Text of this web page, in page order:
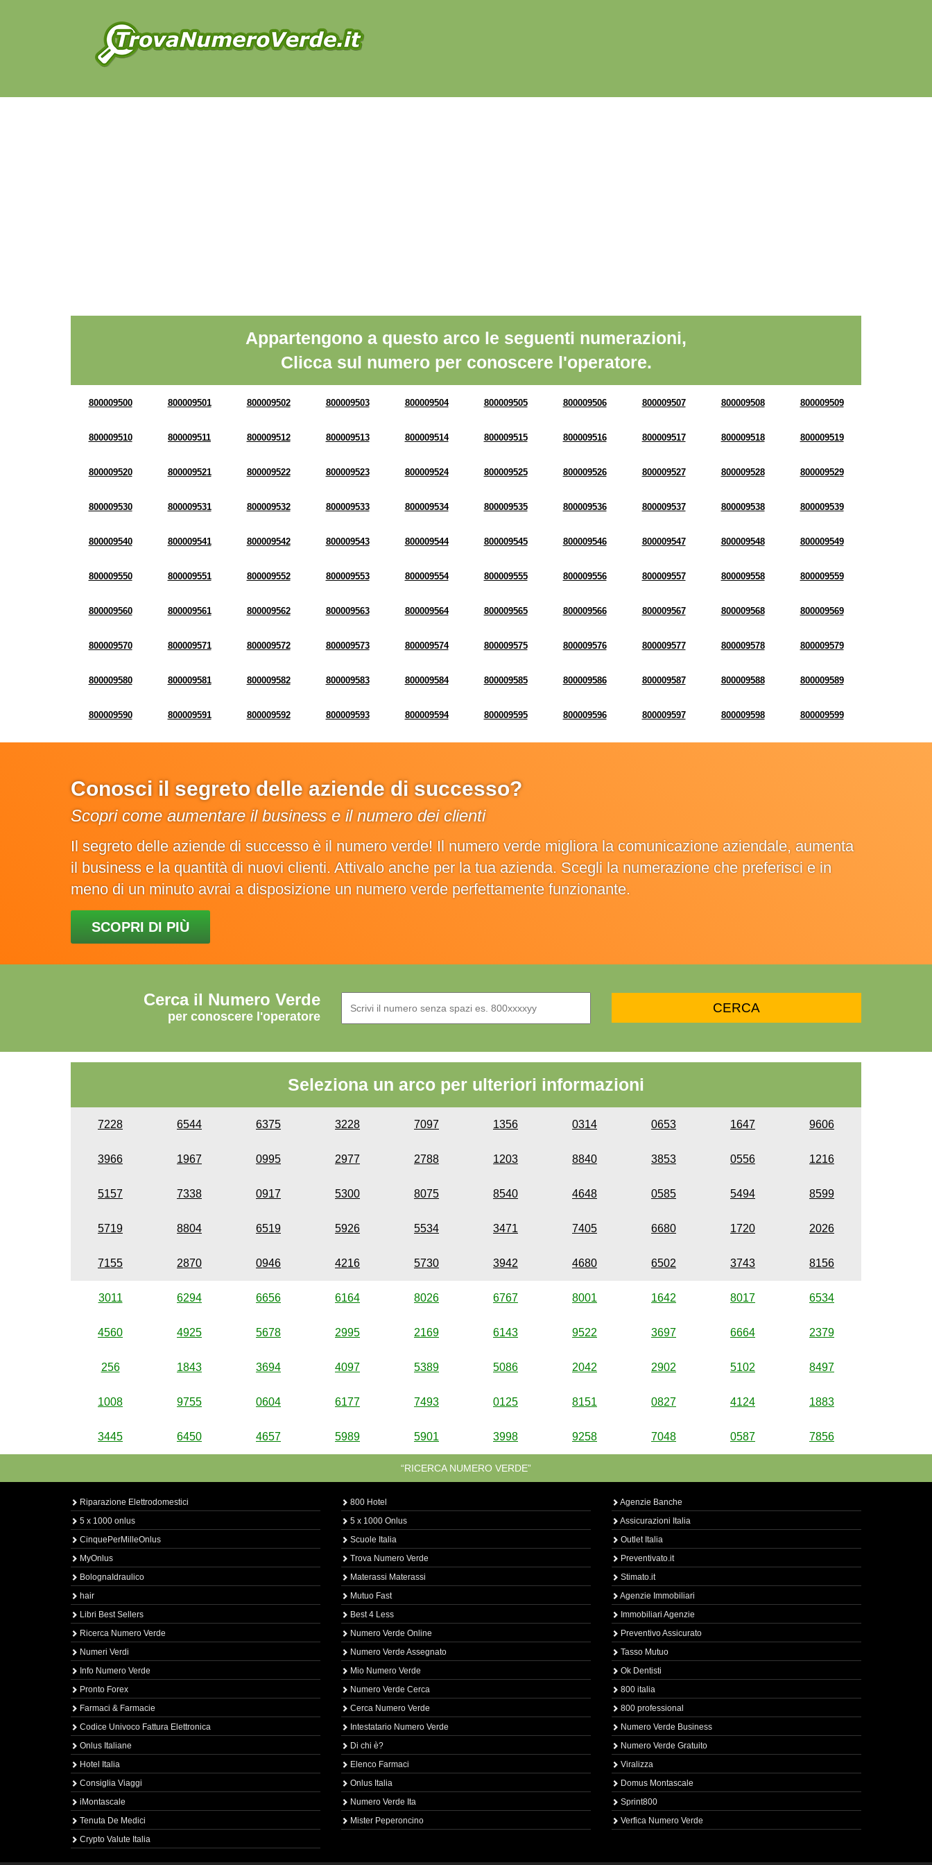
Appartengono a questo arco le seguenti numerazioni,
Clicca sul numero per conoscere l'operatore.
800009500 800009501 800009502 800009503 800009504 800009505 800009506 800009507 800009508 800009509
800009510 800009511 800009512 800009513 800009514 800009515 800009516 800009517 800009518 800009519
800009520 800009521 800009522 800009523 800009524 800009525 800009526 800009527 800009528 800009529
800009530 800009531 800009532 800009533 800009534 800009535 800009536 800009537 800009538 800009539
800009540 800009541 800009542 800009543 800009544 800009545 800009546 800009547 800009548 800009549
800009550 800009551 800009552 800009553 800009554 800009555 800009556 800009557 800009558 800009559
800009560 800009561 800009562 800009563 800009564 800009565 800009566 800009567 800009568 800009569
800009570 800009571 800009572 800009573 800009574 800009575 800009576 800009577 800009578 800009579
800009580 800009581 800009582 800009583 800009584 800009585 800009586 800009587 800009588 800009589
800009590 800009591 800009592 800009593 800009594 800009595 800009596 800009597 800009598 800009599
Conosci il segreto delle aziende di successo?
Scopri come aumentare il business e il numero dei clienti
Il segreto delle aziende di successo è il numero verde! Il numero verde migliora la comunicazione aziendale, aumenta
il business e la quantità di nuovi clienti. Attivalo anche per la tua azienda. Scegli la numerazione che preferisci e in
meno di un minuto avrai a disposizione un numero verde perfettamente funzionante.
SCOPRI DI PIÙ
Cerca il Numero Verde
per conoscere l'operatore
Seleziona un arco per ulteriori informazioni
7228 6544 6375 3228 7097 1356 0314 0653 1647 9606
3966 1967 0995 2977 2788 1203 8840 3853 0556 1216
5157 7338 0917 5300 8075 8540 4648 0585 5494 8599
5719 8804 6519 5926 5534 3471 7405 6680 1720 2026
7155 2870 0946 4216 5730 3942 4680 6502 3743 8156
3011 6294 6656 6164 8026 6767 8001 1642 8017 6534
4560 4925 5678 2995 2169 6143 9522 3697 6664 2379
256 1843 3694 4097 5389 5086 2042 2902 5102 8497
1008 9755 0604 6177 7493 0125 8151 0827 4124 1883
3445 6450 4657 5989 5901 3998 9258 7048 0587 7856
“RICERCA NUMERO VERDE”
Riparazione Elettrodomestici
5 x 1000 onlus
CinquePerMilleOnlus
MyOnlus
BolognaIdraulico
hair
Libri Best Sellers
Ricerca Numero Verde
Numeri Verdi
Info Numero Verde
Pronto Forex
Farmaci & Farmacie
Codice Univoco Fattura Elettronica
Onlus Italiane
Hotel Italia
Consiglia Viaggi
iMontascale
Tenuta De Medici
Crypto Valute Italia
800 Hotel
5 x 1000 Onlus
Scuole Italia
Trova Numero Verde
Materassi Materassi
Mutuo Fast
Best 4 Less
Numero Verde Online
Numero Verde Assegnato
Mio Numero Verde
Numero Verde Cerca
Cerca Numero Verde
Intestatario Numero Verde
Di chi è?
Elenco Farmaci
Onlus Italia
Numero Verde Ita
Mister Peperoncino
Agenzie Banche
Assicurazioni Italia
Outlet Italia
Preventivato.it
Stimato.it
Agenzie Immobiliari
Immobiliari Agenzie
Preventivo Assicurato
Tasso Mutuo
Ok Dentisti
800 italia
800 professional
Numero Verde Business
Numero Verde Gratuito
Viralizza
Domus Montascale
Sprint800
Verfica Numero Verde